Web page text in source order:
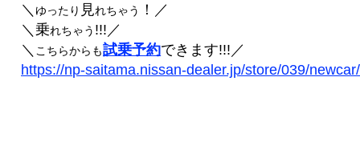
＼ ゆったり 見れちゃう
！／
＼乗れちゃう !!!／
＼ こちらからも試乗予約できます!!!／
https://np-saitama.nissan-dealer.jp/store/039/